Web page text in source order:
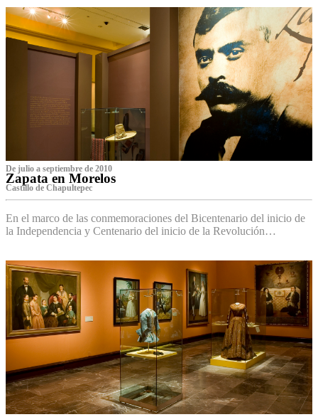
De julio a septiembre de 2010
Zapata en Morelos
Castillo de Chapultepec
En el marco de las conmemoraciones del Bicentenario del inicio de
la Independencia y Centenario del inicio de la Revolución…